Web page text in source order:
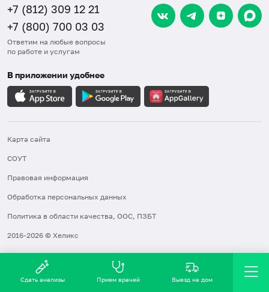
+7 (812) 309 12 21
+7 (800) 700 03 03
Ответим на любые вопросы
по работе и услугам
В приложении удобнее
Карта сайта
СОУТ
Правовая информация
Обработка персональных данных
Политика в области качества, ООС, ПЗБТ
2016-2026 © Хеликс
Сдать анализы Прием врачей Выезд на дом